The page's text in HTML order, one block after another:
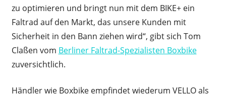
zu optimieren und bringt nun mit dem BIKE+ ein
Faltrad auf den Markt, das unsere Kunden mit
Sicherheit in den Bann ziehen wird“, gibt sich Tom
Claßen vom Berliner Faltrad-Spezialisten Boxbike
zuversichtlich.
Händler wie Boxbike empfindet wiederum VELLO als